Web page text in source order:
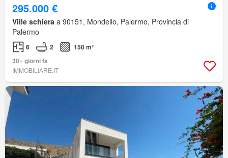
295.000 €
Ville schiera a 90151, Mondello, Palermo, Provincia di
Palermo
6 2
150 m²
30+ giorni fa
IMMOBILIARE.IT